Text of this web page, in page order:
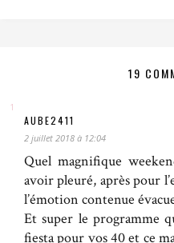
19
AUBE2411
2 juillet 2018 à 12:04
Quel magnifique
avoir pleuré, après pour
l’émotion contenue
Et super le programme
fiesta pour vos 40 et ce